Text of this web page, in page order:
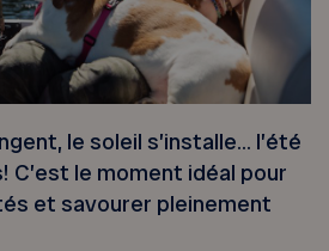
le soleil s’installe… l’été
C’est le moment idéal pour
et savourer pleinement